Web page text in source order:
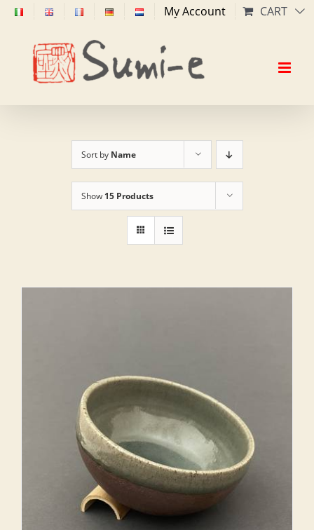
Skip
content
My Account CART
Sort by Name
Show 15 Products